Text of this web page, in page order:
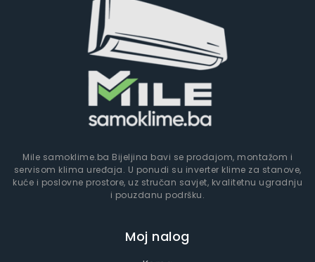
Mile samoklime.ba Bijeljina bavi se prodajom, montažom i
servisom klima uređaja. U ponudi su inverter klime za stanove,
kuće i poslovne prostore, uz stručan savjet, kvalitetnu ugradnju
i pouzdanu podršku.
Moj nalog